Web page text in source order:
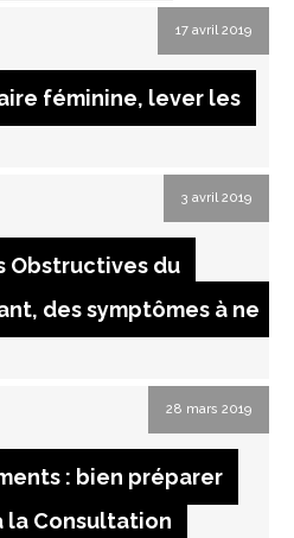
17 avril 2019
féminine, lever les
3 avril 2019
Obstructives du
des symptômes à ne
28 mars 2019
: bien préparer
la Consultation